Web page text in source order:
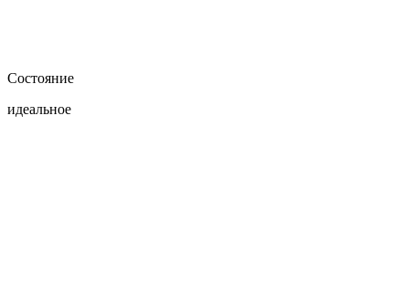
Состояние
идеальное